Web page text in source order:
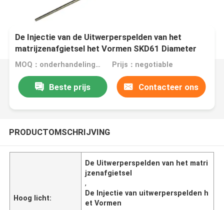
De Injectie van de Uitwerperspelden van het
matrijzenafgietsel het Vormen SKD61 Diameter
0.8~25mm
MOQ：onderhandelingen Prijs：negotiable
Beste prijs Contacteer ons
PRODUCTOMSCHRIJVING
Hoog licht:
De Uitwerperspelden van het matri
jzenafgietsel
,
De Injectie van uitwerperspelden h
et Vormen